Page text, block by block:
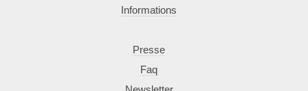
Informations
Presse
Faq